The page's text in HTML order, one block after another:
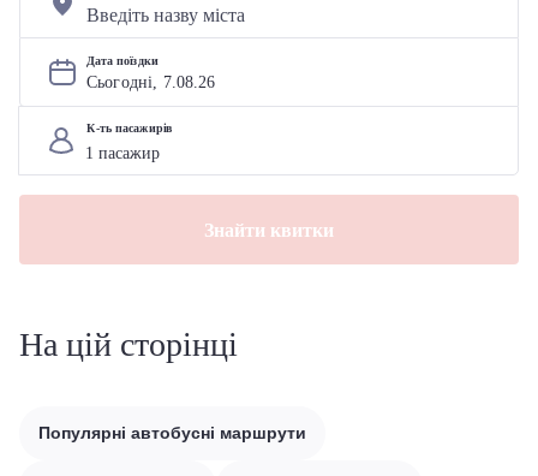
Дата поїздки
Сьогодні, 7.08.26
К-ть пасажирів
Знайти квитки
На цій сторінці
Популярні автобусні маршрути